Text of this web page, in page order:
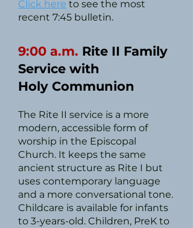
Click here to see the most
recent 7:45 bulletin.
9:00 a.m. Rite II Family
Service with
Holy Communion
The Rite II service is a more
modern, accessible form of
worship in the Episcopal
Church. It keeps the same
ancient structure as Rite I but
uses contemporary language
and a more conversational tone.
Childcare is available for infants
to 3-years-old. Children, PreK to